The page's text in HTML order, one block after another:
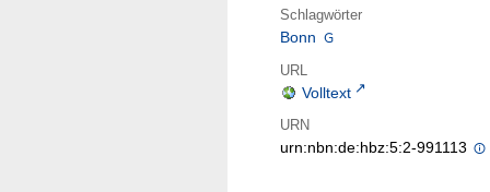
Schlagwörter
Bonn
URL
Volltext
URN
urn:nbn:de:hbz:5:2-991113